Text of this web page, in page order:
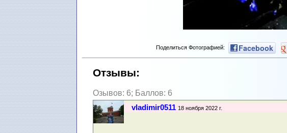
Поделиться Фотографией: Facebook
Отзывы:
Озывов: 6; Баллов: 6
vladimir0511 18 ноября 2022 г.